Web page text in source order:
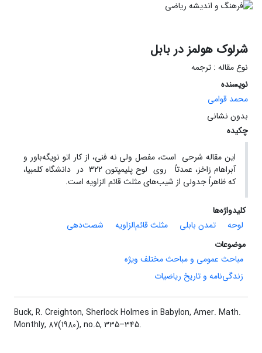
شرلوک هولمز در بابل
نوع مقاله : ترجمه
نویسنده
محمد قوامی
بدون نشانی
چکیده
این مقاله شرحی است، مفصل ولی نه فنی، از کار اتو نویگه‌باور و
آبراهام زاخز، عمدتاً روی لوح پلیمپتون 322 در دانشگاه کلمبیا،
که ظاهراً جدولی از شیب‌های مثلث قائم الزاویه است.
کلیدواژه‌ها
لوحه
تمدن بابلی مثلث قائم‌الزاویه
شصت‌دهی
موضوعات
مباحث عمومی و مباحث مختلف ویژه
زندگی‌نامه و تاریخ ریاضیات
Buck, R. Creighton, Sherlock Holmes in Babylon, Amer. Math.
Monthly, 87(1980), no.5, 335–345.